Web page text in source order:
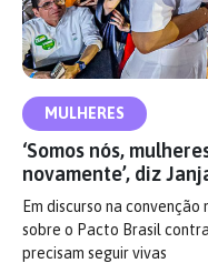
MULHERES
‘Somos nós,
novamente’, diz
Em discurso na
sobre o Pacto Brasil
precisam seguir vivas